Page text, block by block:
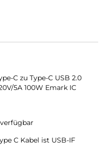
C zu Type-C USB 2.0
5A 100W Emark IC
C Kabel ist USB-IF